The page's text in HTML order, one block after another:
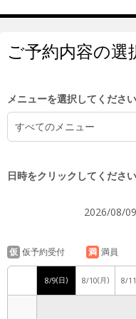
ご予約内容の選
メニューを選択してください
すべてのメニュー
日時をクリックしてください
2026/08/
仮 仮予約受付 満 満員
8/9(日) 8/10(月) 8/11
6:00